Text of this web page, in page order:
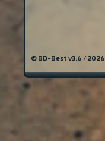
© BD-Best v3.6 / 2026